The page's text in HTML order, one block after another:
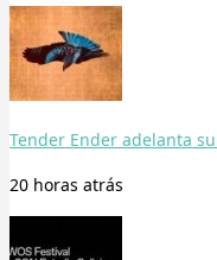
Tender Ender adelanta
20 horas atrás